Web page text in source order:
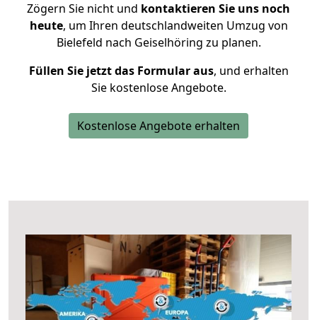
Zögern Sie nicht und kontaktieren Sie uns noch
heute, um Ihren deutschlandweiten Umzug von
Bielefeld nach Geiselhöring zu planen.
Füllen Sie jetzt das Formular aus, und erhalten
Sie kostenlose Angebote.
Kostenlose Angebote erhalten